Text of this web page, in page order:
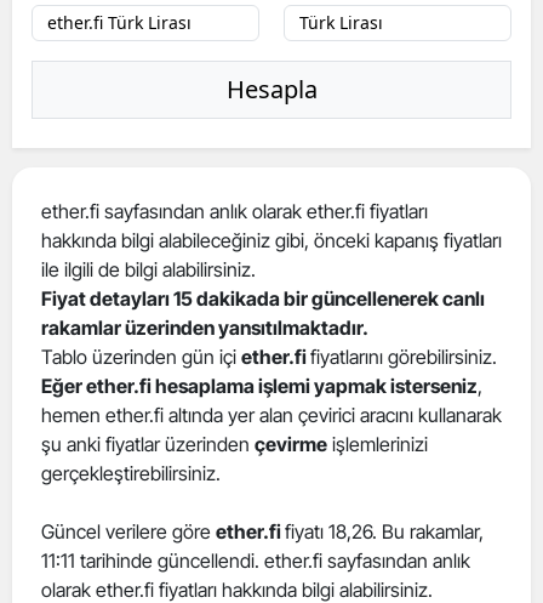
Hesapla
ether.fi sayfasından anlık olarak ether.fi fiyatları
hakkında bilgi alabileceğiniz gibi, önceki kapanış fiyatları
ile ilgili de bilgi alabilirsiniz.
Fiyat detayları 15 dakikada bir güncellenerek canlı
rakamlar üzerinden yansıtılmaktadır.
Tablo üzerinden gün içi ether.fifiyatlarını görebilirsiniz.
Eğer ether.fi hesaplama işlemi yapmak isterseniz,
hemen ether.fi altında yer alan çevirici aracını kullanarak
şu anki fiyatlar üzerinden çevirme işlemlerinizi
gerçekleştirebilirsiniz.
Güncel verilere göre ether.fifiyatı 18,26. Bu rakamlar,
11:11 tarihinde güncellendi. ether.fi sayfasından anlık
olarak ether.fi fiyatları hakkında bilgi alabilirsiniz.